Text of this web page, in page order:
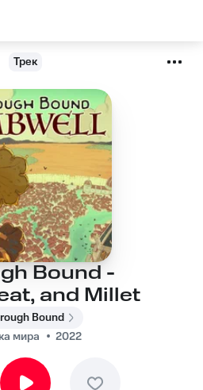
Трек
Bound -
and Millet
Bound
мира
2022